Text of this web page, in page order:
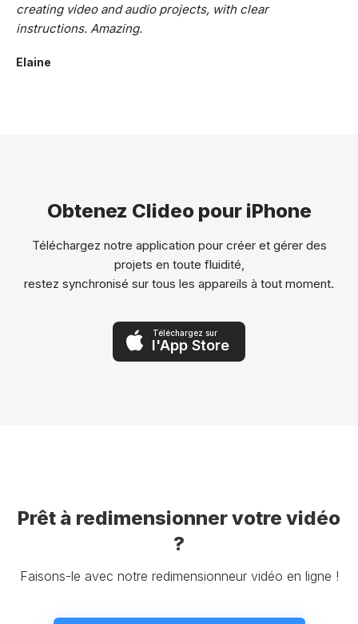
creating video and audio projects, with clear
instructions. Amazing.
Elaine
Obtenez Clideo pour iPhone
Téléchargez notre application pour créer et gérer des
projets en toute fluidité,
restez synchronisé sur tous les appareils à tout moment.
Téléchargez sur
l'App Store
Prêt à redimensionner votre vidéo
?
Faisons-le avec notre redimensionneur vidéo en ligne !